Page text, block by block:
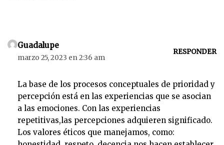
o
r
Guadalupe
marzo 25, 2023 en 2:36 am
RESPONDER
La base de los procesos conceptuales de prioridad y
percepción está en las experiencias que se asocian
a las emociones. Con las experiencias
repetitivas,las percepciones adquieren significado.
Los valores éticos que manejamos, como: